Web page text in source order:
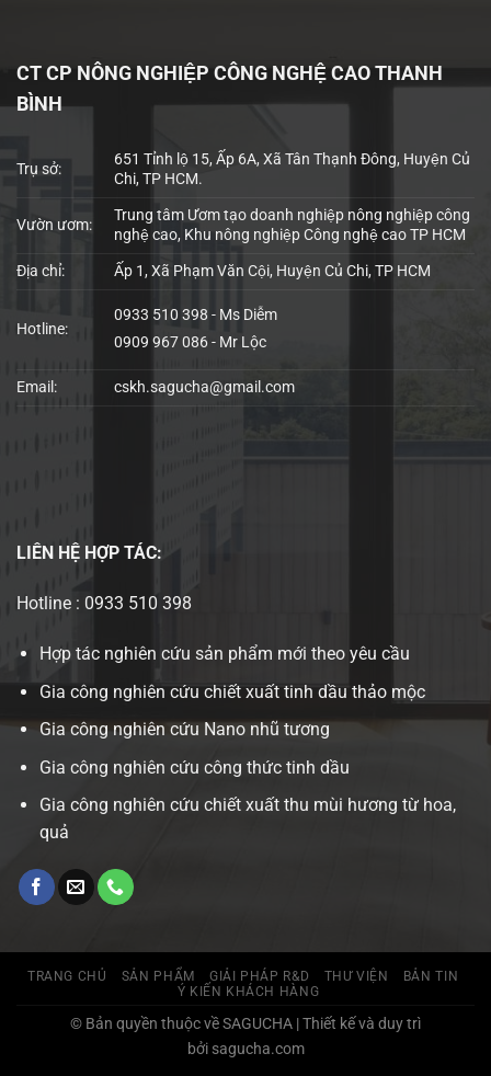
CT CP NÔNG NGHIỆP CÔNG NGHỆ CAO THANH
BÌNH
Trụ sở:
651 Tỉnh lộ 15, Ấp 6A, Xã Tân Thạnh Đông, Huyện Củ
Chi, TP HCM.
Vườn ươm:
Trung tâm Ươm tạo doanh nghiệp nông nghiệp công
nghệ cao, Khu nông nghiệp Công nghệ cao TP HCM
Địa chỉ: Ấp 1, Xã Phạm Văn Cội, Huyện Củ Chi, TP HCM
Hotline:
0933 510 398 - Ms Diễm
0909 967 086 - Mr Lộc
Email: cskh.sagucha@gmail.com
LIÊN HỆ HỢP TÁC:
Hotline : 0933 510 398
Hợp tác nghiên cứu sản phẩm mới theo yêu cầu
Gia công nghiên cứu chiết xuất tinh dầu thảo mộc
Gia công nghiên cứu Nano nhũ tương
Gia công nghiên cứu công thức tinh dầu
Gia công nghiên cứu chiết xuất thu mùi hương từ hoa,
quả
TRANG CHỦ SẢN PHẨM GIẢI PHÁP R&D THƯ VIỆN
BẢN TIN
Ý KIẾN KHÁCH HÀNG
© Bản quyền thuộc về SAGUCHA | Thiết kế và duy trì
bởi sagucha.com